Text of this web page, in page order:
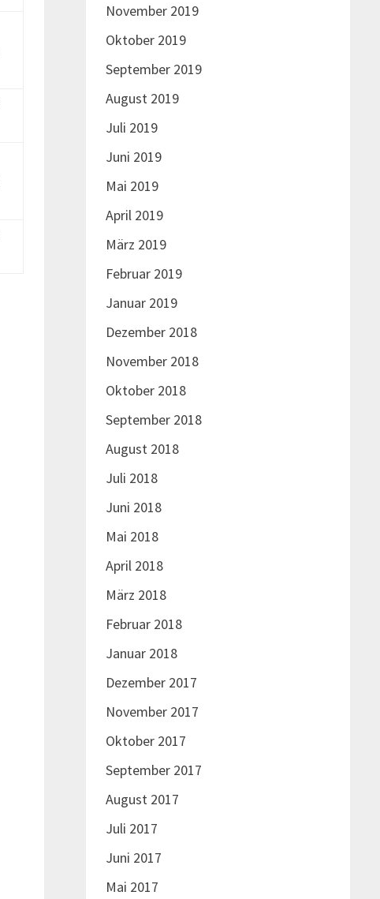
November 2019
Oktober 2019
September 2019
August 2019
Juli 2019
Juni 2019
Mai 2019
April 2019
März 2019
Februar 2019
Januar 2019
Dezember 2018
November 2018
Oktober 2018
September 2018
August 2018
Juli 2018
Juni 2018
Mai 2018
April 2018
März 2018
Februar 2018
Januar 2018
Dezember 2017
November 2017
Oktober 2017
September 2017
August 2017
Juli 2017
Juni 2017
Mai 2017